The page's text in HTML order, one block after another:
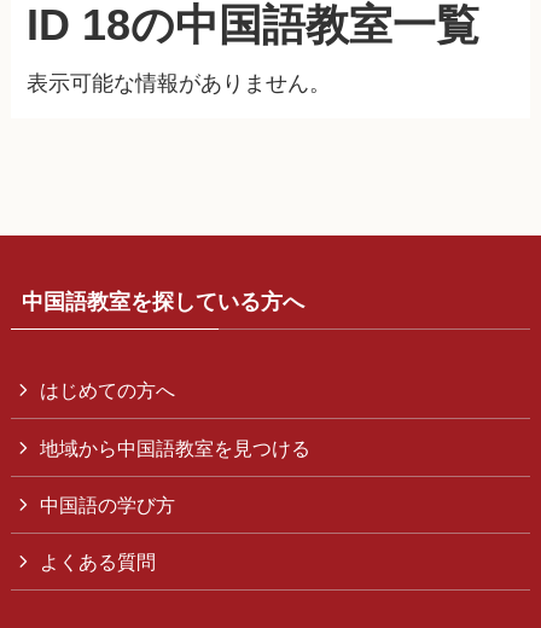
ID 18の中国語教室一覧
表示可能な情報がありません。
中国語教室を探している方へ
はじめての方へ
地域から中国語教室を見つける
中国語の学び方
よくある質問